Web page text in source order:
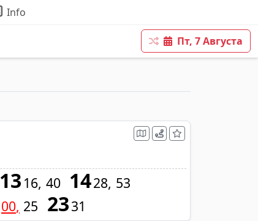
Info
Пт, 7 Августа
13 16 40 1428 53
00 25 2331